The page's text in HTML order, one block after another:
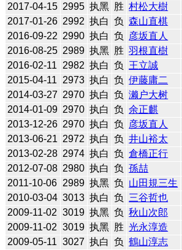
2017-04-15 2995 执黑 胜 村松大樹
2017-01-26 2992 执白 负 森山直棋
2016-09-22 2990 执白 负 彦坂直人
2016-08-25 2989 执黑 胜 羽根直樹
2016-02-11
2982 执白 负 王立誠
2015-04-11
2973 执白 负 伊藤庸二
2014-03-27 2970 执白 负 濑户大树
2014-01-09 2970 执白 负 余正麒
2013-12-26 2970 执白 负 彦坂直人
2013-06-21 2972 执白 负 井山裕太
2013-02-28 2974 执白 负 倉橋正行
2012-07-08 2980 执白 负 孫喆
2011-10-06 2989 执黑 负 山田規三生
2010-03-04 3013 执白 负 三谷哲也
2009-11-02 3019 执黑 负 秋山次郎
2009-11-02 3019 执黑 胜 光永淳造
2009-05-11 3027 执白 负 鶴山淳志